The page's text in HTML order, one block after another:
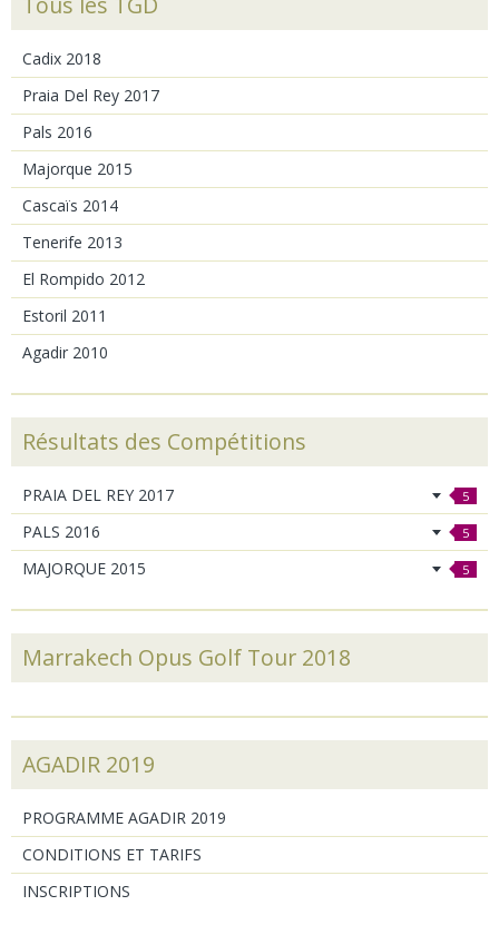
Cadix 2018
Praia Del Rey 2017
Pals 2016
Majorque 2015
Cascaïs 2014
Tenerife 2013
El Rompido 2012
Estoril 2011
Agadir 2010
Résultats des Compétitions
PRAIA DEL REY 2017 5
PALS 2016 5
MAJORQUE 2015 5
Marrakech Opus Golf Tour 2018
AGADIR 2019
PROGRAMME AGADIR 2019
CONDITIONS ET TARIFS
INSCRIPTIONS